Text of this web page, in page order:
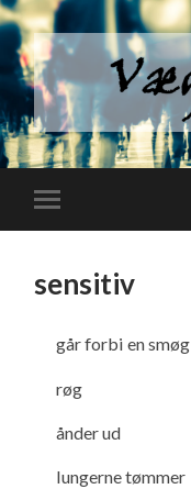
sensitiv
går forbi en smøg
røg
ånder ud
lungerne tømmer